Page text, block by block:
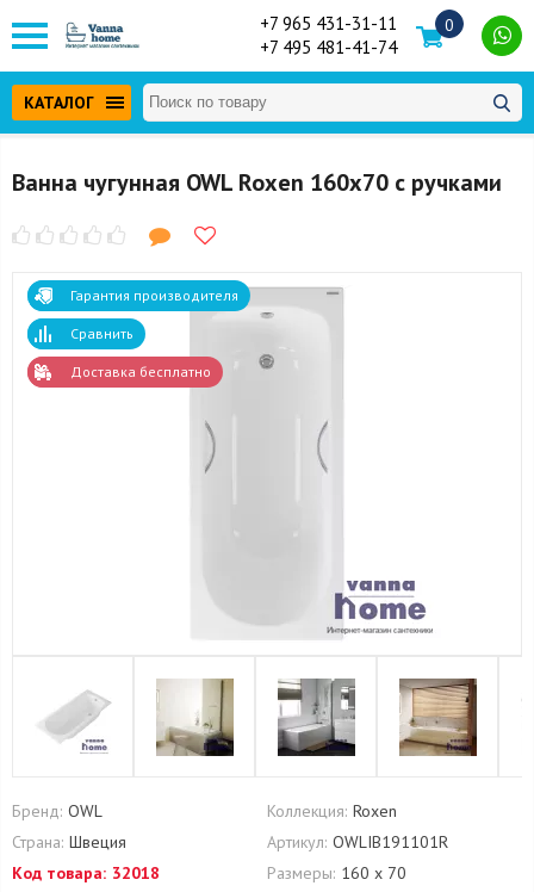
+7 965 431-31-11
+7 495 481-41-74
0
КАТАЛОГ
Ванна чугунная OWL Roxen 160x70 с ручками
Гарантия производителя
Сравнить
Доставка бесплатно
Бренд: OWL Коллекция: Roxen
Страна: Швеция Артикул: OWLIB191101R
Код товара: 32018 Размеры: 160 х 70